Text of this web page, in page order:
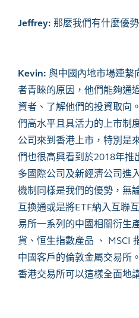
Jeffrey: 那麼我們有什麼優勢
Kevin: 與中國內地市場連繫
者青睞的原因，他們能夠通
資者、了解他們的投資取向
們高水平且具活力的上市制
公司來到香港上市，特別是
們也很高興看到於2018年推
多國際公司及新經濟公司進
機制同樣是我們的優勢，無
互換通或是將ETF納入互聯
易所一系列的中國相關衍生
貨、恒生指數產品 、 MSCI
中國客戶的倫敦金屬交易所
香港交易所可以這樣全面地